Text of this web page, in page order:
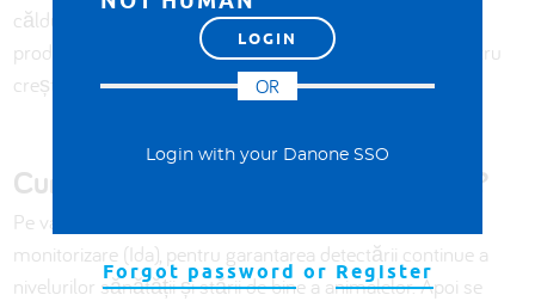
căldurilor, care poate afecta negativ reproducerea și
producția de lapte. Detectarea la timp este esențială pentru
creșterea ratei de gestație și producției de lapte.
Cum am rezolvat această problemă?
Pe vacile lactante și înțărcate pot fi montați senzori de
monitorizare (Ida), pentru garantarea detectării continue a
nivelurilor sănătății și stării de bine a animalelor. Apoi se
OR
Login with your Danone SSO
Forgot password or Register